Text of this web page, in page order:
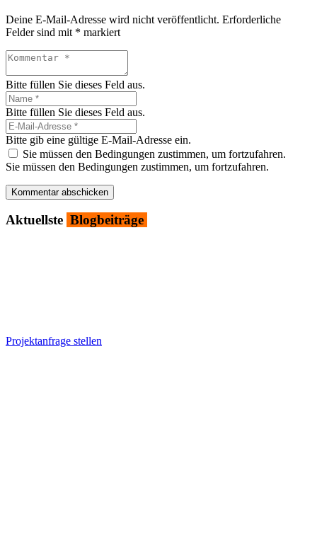
Deine E-Mail-Adresse wird nicht veröffentlicht. Erforderliche
Felder sind mit * markiert
Bitte füllen Sie dieses Feld aus.
Bitte füllen Sie dieses Feld aus.
Bitte gib eine gültige E-Mail-Adresse ein.
Sie müssen den Bedingungen zustimmen, um fortzufahren.
Sie müssen den Bedingungen zustimmen, um fortzufahren.
Kommentar abschicken
Aktu­ells­te Blog­bei­trä­ge
Projektanfrage stellen